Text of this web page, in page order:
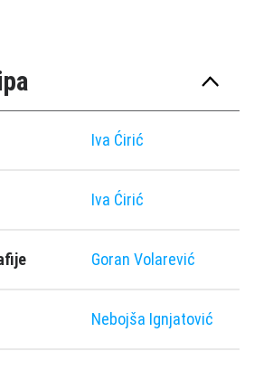
Iva Ćirić
Iva Ćirić
Goran Volarević
Nebojša Ignjatović